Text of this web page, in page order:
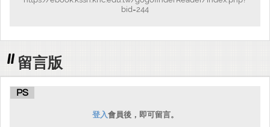
bid=244
留言版
PS
登入會員後，即可留言。